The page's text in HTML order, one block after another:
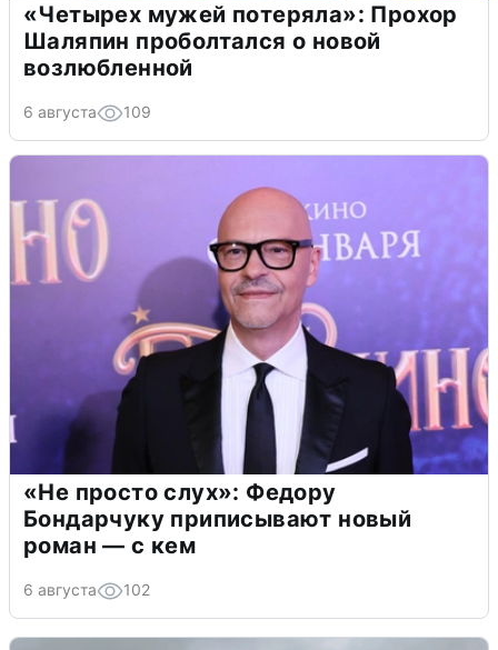
«Четырех мужей потеряла»: Прохор
Шаляпин проболтался о новой
возлюбленной
6 августа 109
«Не просто слух»: Федору
Бондарчуку приписывают новый
роман — с кем
6 августа 102